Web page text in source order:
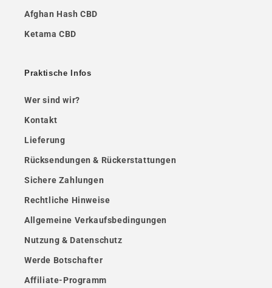
Afghan Hash CBD
Ketama CBD
Praktische Infos
Wer sind wir?
Kontakt
Lieferung
Rücksendungen & Rückerstattungen
Sichere Zahlungen
Rechtliche Hinweise
Allgemeine Verkaufsbedingungen
Nutzung & Datenschutz
Werde Botschafter
Affiliate-Programm